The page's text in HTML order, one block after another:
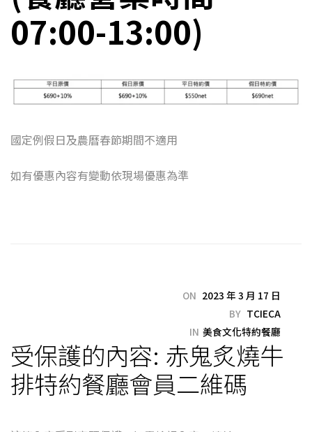
07:00-13:00)
國定例假日及農曆春節期間不適用
如有優惠內容有變動依現場優惠為準
ON 2023 年 3 月 17 日
BY TCIECA
IN 美食文化特約餐廳
受保護的內容: 赤鬼炙燒牛
排特約餐廳會員二維碼